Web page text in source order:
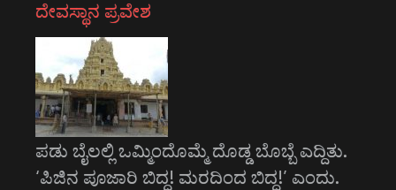
ದೇವಸ್ಥಾನ ಪ್ರವೇಶ
ಪಡು ಬೈಲಲ್ಲಿ ಒಮ್ಮಿಂದೊಮ್ಮೆ ದೊಡ್ಡ ಬೊಬ್ಬೆ ಎದ್ದಿತು.
‘ಪಿಜಿನ ಪೂಜಾರಿ ಬಿದ್ದ! ಮರದಿಂದ ಬಿದ್ದ!’ ಎಂದು.